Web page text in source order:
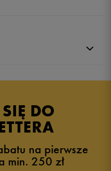
DO
na pierwsze
min. 250 zł